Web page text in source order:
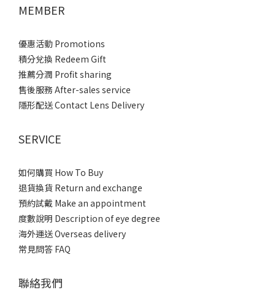
MEMBER
優惠活動 Promotions
積分兌換 Redeem Gift
推薦分潤 Profit sharing
售後服務 After-sales service
隱形配送 Contact Lens Delivery
SERVICE
如何購買 How To Buy
退貨換貨 Return and exchange
預約試戴 Make an appointment
度數說明 Description of eye degree
海外運送 Overseas delivery
常見問答 FAQ
聯絡我們